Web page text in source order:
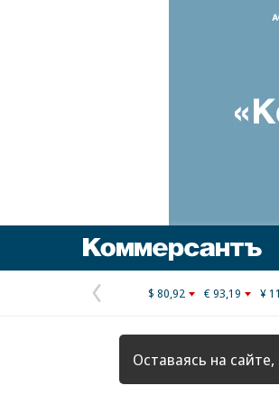
Предыдущая
страница
$ 80,92 € 93,19 ¥
Оставаясь на